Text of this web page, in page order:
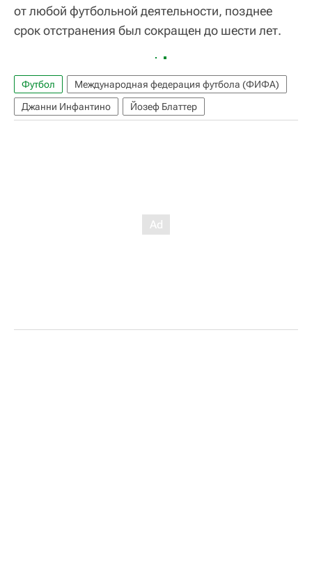
от любой футбольной деятельности, позднее
срок отстранения был сокращен до шести лет.
Футбол
Международная федерация футбола (ФИФА)
Джанни Инфантино
Йозеф Блаттер